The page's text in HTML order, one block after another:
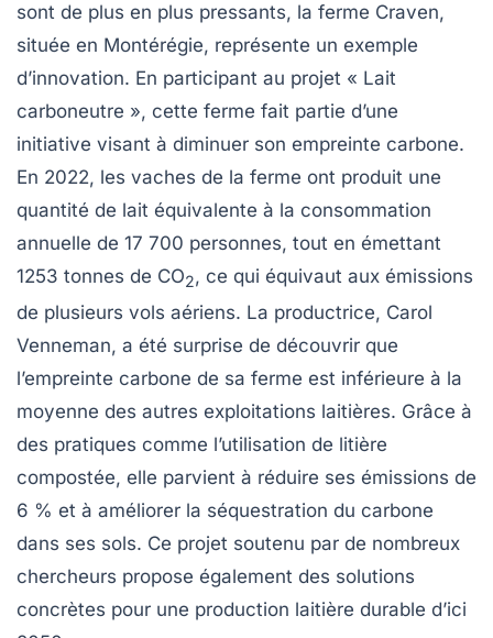
sont de plus en plus pressants, la ferme Craven,
située en Montérégie, représente un exemple
d’innovation. En participant au projet « Lait
carboneutre », cette ferme fait partie d’une
initiative visant à diminuer son empreinte carbone.
En 2022, les vaches de la ferme ont produit une
quantité de lait équivalente à la consommation
annuelle de 17 700 personnes, tout en émettant
1253 tonnes de CO2, ce qui équivaut aux émissions
de plusieurs vols aériens. La productrice, Carol
Venneman, a été surprise de découvrir que
l’empreinte carbone de sa ferme est inférieure à la
moyenne des autres exploitations laitières. Grâce à
des pratiques comme l’utilisation de litière
compostée, elle parvient à réduire ses émissions de
6 % et à améliorer la séquestration du carbone
dans ses sols. Ce projet soutenu par de nombreux
chercheurs propose également des solutions
concrètes pour une production laitière durable d’ici